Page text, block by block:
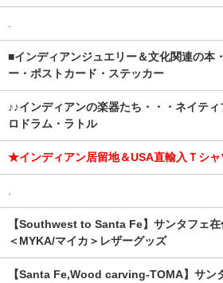
■インディアンジュエリー＆文化関連の本
ー・ポストカード・ステッカー
♪♪インディアンの楽器たち・・・ネイテ
ロドラム・ラトル
★インディアン居留地＆USA直輸入Ｔシ
【Southwest to Santa Fe】サンタフェ在
＜MYKA/マイカ＞レザーグッズ
【Santa Fe,Wood carving-TOMA】サン